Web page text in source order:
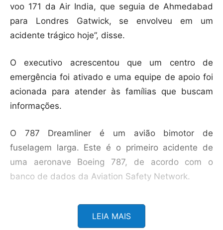
voo 171 da Air India, que seguia de Ahmedabad
para Londres Gatwick, se envolveu em um
acidente trágico hoje”, disse.
O executivo acrescentou que um centro de
emergência foi ativado e uma equipe de apoio foi
acionada para atender às famílias que buscam
informações.
O 787 Dreamliner é um aviãobimotor de
fuselagem larga. Este é o primeiro acidente de
uma aeronave Boeing 787, de acordo com o
banco de dados da Aviation Safety Network.
Imagens de canais de televisão locais mostraram
fumaça saindo do local do acidente, perto do
LEIA MAIS